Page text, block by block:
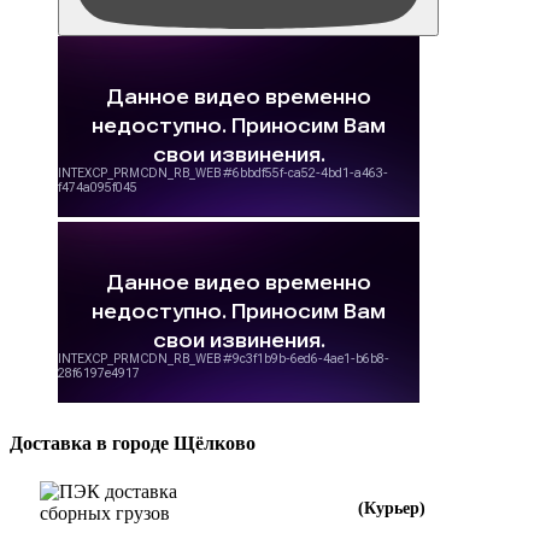
Доставка в городе Щёлково
(Курьер)